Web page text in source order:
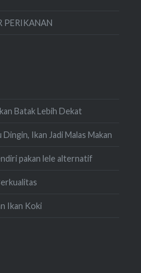
PERIKANAN
Batak Lebih Dekat
Ikan Jadi Malas Makan
pakan lele alternatif
Ikan Koki